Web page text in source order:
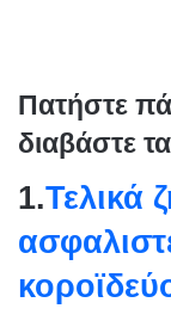
Πατήστε
διαβάστε
1.Τελικά